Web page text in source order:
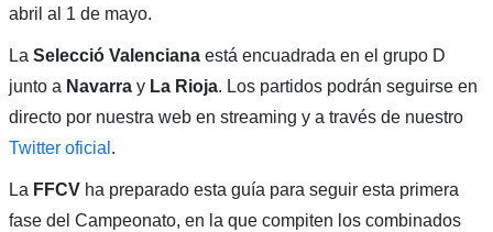
abril al 1 de mayo.
La Selecció Valencianaestá encuadrada en el grupo D
junto a Navarray La Rioja. Los partidos podrán seguirse en
directo por nuestra web en streaming y a través de nuestro
Twitter oficial .
La FFCVha preparado esta guía para seguir esta primera
fase del Campeonato, en la que compiten los combinados